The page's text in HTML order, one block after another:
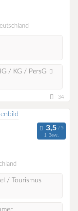
/ KG / PersG
34
1 Bew.
/ Tourismus